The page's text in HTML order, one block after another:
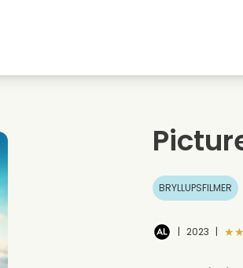
Sommerfilmer
BRYLLUPSFILMER
| 2023 |